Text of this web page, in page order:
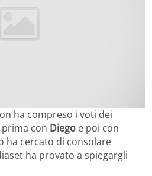
ha compreso i voti dei
con Diego e poi con
ha cercato di consolare
ha provato a spiegargli